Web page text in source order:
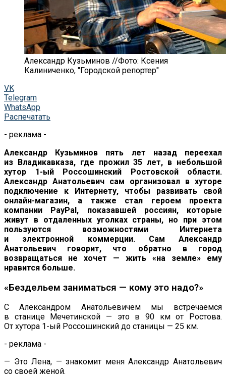
Александр Кузьминов //Фото: Ксения
Калиниченко, "Городской репортер"
VK
Telegram
WhatsApp
Распечатать
- реклама -
Александр Кузьминов пять лет назад переехал
из Владикавказа, где прожил 35 лет, в небольшой
хутор 1-ыйРоссошинский Ростовской области.
Александр Анатольевич сам организовал в хуторе
подключение к
Интернету, чтобы развивать свой
онлайн-магазин, а
также стал героем проекта
компании PayPal, показавшей россиян, которые
живут в отдаленных уголках страны, но
при этом
пользуются возможностями Интернета
и
электронной коммерции. Сам Александр
Анатольевич говорит, что обратно в
город
возвращаться не
хочет — жить «на земле» ему
нравится больше.
«Бездельем заниматься — кому это надо?»
С Александром Анатольевичем мы
встречаемся
в
станице Мечетинской — это в 90 км от
Ростова.
От хутора 1-ый Россошинский до станицы — 25 км.
- реклама -
— Это Лена, — знакомит меня Александр Анатольевич
со своей женой.